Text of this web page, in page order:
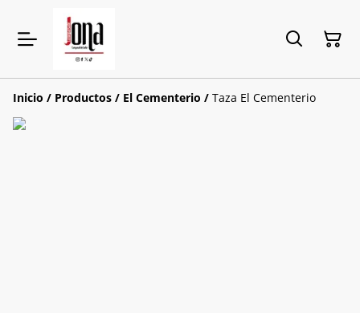
Inicio / Productos / El Cementerio / Taza El Cementerio